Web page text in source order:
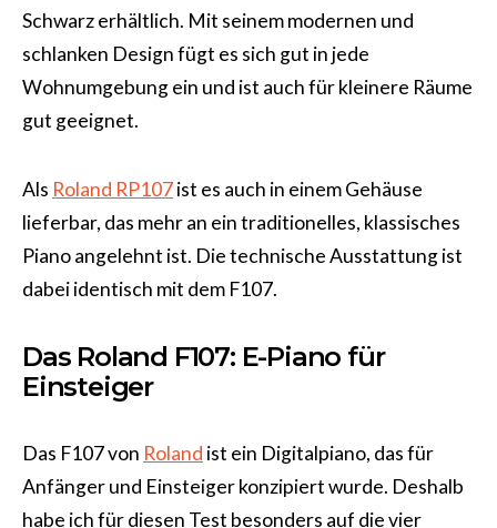
Schwarz erhältlich. Mit seinem modernen und
schlanken Design fügt es sich gut in jede
Wohnumgebung ein und ist auch für kleinere Räume
gut geeignet.
Als Roland RP107ist es auch in einem Gehäuse
lieferbar, das mehr an ein traditionelles, klassisches
Piano angelehnt ist. Die technische Ausstattung ist
dabei identisch mit dem F107.
Das Roland F107: E-Piano für
Einsteiger
Das F107 von Roland ist ein Digitalpiano, das für
Anfänger und Einsteiger konzipiert wurde. Deshalb
habe ich für diesen Test besonders auf die vier